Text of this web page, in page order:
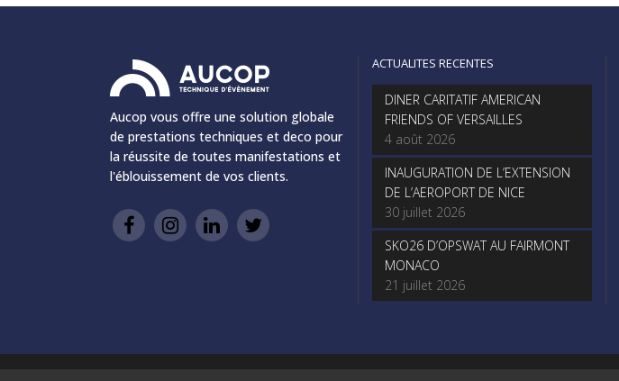
Aucop vous offre une solution globale
de prestations techniques et deco pour
la réussite de toutes manifestations et
l'éblouissement de vos clients.
ACTUALITES RECENTES
DINER CARITATIF AMERICAN
FRIENDS OF VERSAILLES
4 août 2026
INAUGURATION DE L’EXTENSION
DE L’AEROPORT DE NICE
30 juillet 2026
SKO26 D’OPSWAT AU FAIRMONT
MONACO
21 juillet 2026